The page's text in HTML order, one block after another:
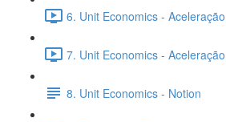
6. Unit Economics -
7. Unit Economics -
8. Unit Economics - Notion